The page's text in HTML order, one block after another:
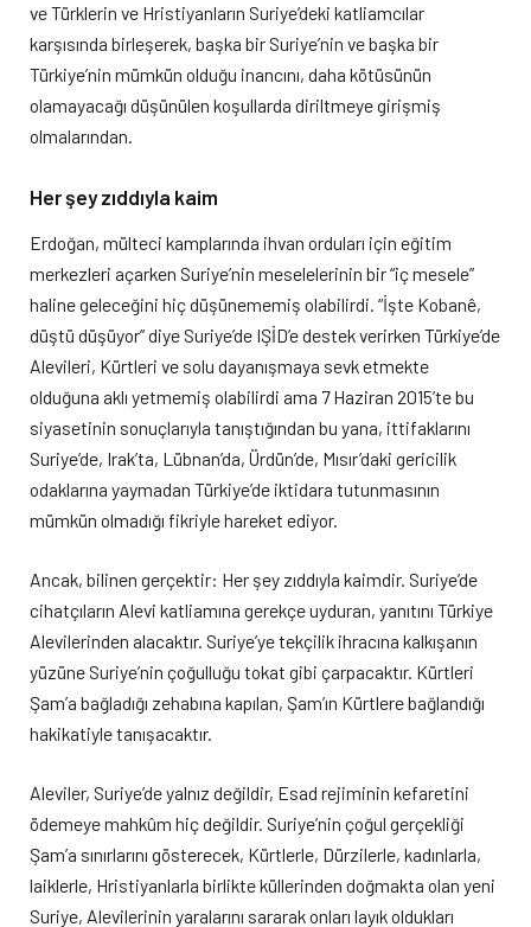
ve Türklerin ve Hristiyanların Suriye’deki katliamcılar
karşısında birleşerek, başka bir Suriye’nin ve başka bir
Türkiye’nin mümkün olduğu inancını, daha kötüsünün
olamayacağı düşünülen koşullarda diriltmeye girişmiş
olmalarından.
Her şey zıddıyla kaim
Erdoğan, mülteci kamplarında ihvan orduları için eğitim
merkezleri açarken Suriye’nin meselelerinin bir “iç mesele”
haline geleceğini hiç düşünememiş olabilirdi. “İşte Kobanê,
düştü düşüyor” diye Suriye’de IŞİD’e destek verirken Türkiye’de
Alevileri, Kürtleri ve solu dayanışmaya sevk etmekte
olduğuna aklı yetmemiş olabilirdi ama 7 Haziran 2015’te bu
siyasetinin sonuçlarıyla tanıştığından bu yana, ittifaklarını
Suriye’de, Irak’ta, Lübnan’da, Ürdün’de, Mısır’daki gericilik
odaklarına yaymadan Türkiye’de iktidara tutunmasının
mümkün olmadığı fikriyle hareket ediyor.
Ancak, bilinen gerçektir: Her şey zıddıyla kaimdir. Suriye’de
cihatçıların Alevi katliamına gerekçe uyduran, yanıtını Türkiye
Alevilerinden alacaktır. Suriye’ye tekçilik ihracına kalkışanın
yüzüne Suriye’nin çoğulluğu tokat gibi çarpacaktır. Kürtleri
Şam’a bağladığı zehabına kapılan, Şam’ın Kürtlere bağlandığı
hakikatiyle tanışacaktır.
Aleviler, Suriye’de yalnız değildir, Esad rejiminin kefaretini
ödemeye mahkûm hiç değildir. Suriye’nin çoğul gerçekliği
Şam’a sınırlarını gösterecek, Kürtlerle, Dürzilerle, kadınlarla,
laiklerle, Hristiyanlarla birlikte küllerinden doğmakta olan yeni
Suriye, Alevilerinin yaralarını sararak onları layık oldukları